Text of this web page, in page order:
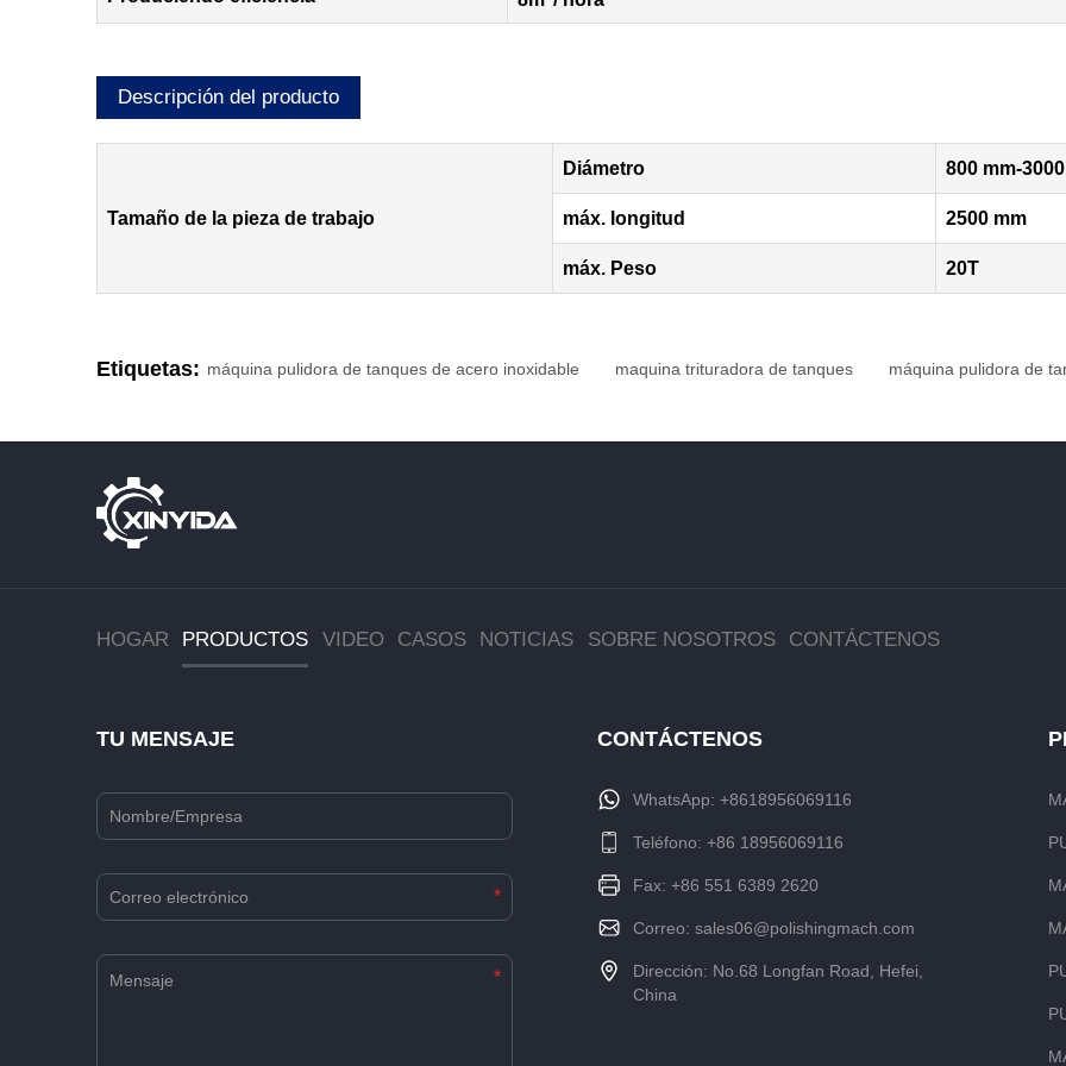
Descripción del producto
Tamaño de la pieza de trabajo
Diámetro 800 mm-
máx. longitud 2500 mm
máx. Peso 20T
Etiquetas: máquina pulidora de tanques de acero inoxidable maquina trituradora de tanques máquina pulidora de
HOGAR PRODUCTOS VIDEO CASOS NOTICIAS SOBRE NOSOTROS CONTÁCTENOS
TU MENSAJE
*
*
CONTÁCTENOS
WhatsApp: +8618956069116
Teléfono: +86 18956069116
Fax: +86 551 6389 2620
Correo: sales06@polishingmach.com
Dirección: No.68 Longfan Road, Hefei,
China